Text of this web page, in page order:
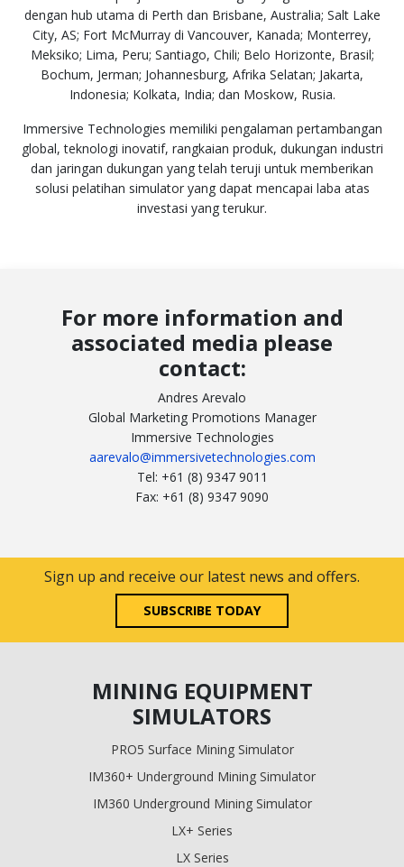
dengan hub utama di Perth dan Brisbane, Australia; Salt Lake
City, AS; Fort McMurray di Vancouver, Kanada; Monterrey,
Meksiko; Lima, Peru; Santiago, Chili; Belo Horizonte, Brasil;
Bochum, Jerman; Johannesburg, Afrika Selatan; Jakarta,
Indonesia; Kolkata, India; dan Moskow, Rusia.
Immersive Technologies memiliki pengalaman pertambangan
global, teknologi inovatif, rangkaian produk, dukungan industri
dan jaringan dukungan yang telah teruji untuk memberikan
solusi pelatihan simulator yang dapat mencapai laba atas
investasi yang terukur.
For more information and
associated media please
contact:
Andres Arevalo
Global Marketing Promotions Manager
Immersive Technologies
aarevalo@immersivetechnologies.com
Tel: +61 (8) 9347 9011
Fax: +61 (8) 9347 9090
Sign up and receive our latest news and offers.
SUBSCRIBE TODAY
MINING EQUIPMENT
SIMULATORS
PRO5 Surface Mining Simulator
IM360+ Underground Mining Simulator
IM360 Underground Mining Simulator
LX+ Series
LX Series